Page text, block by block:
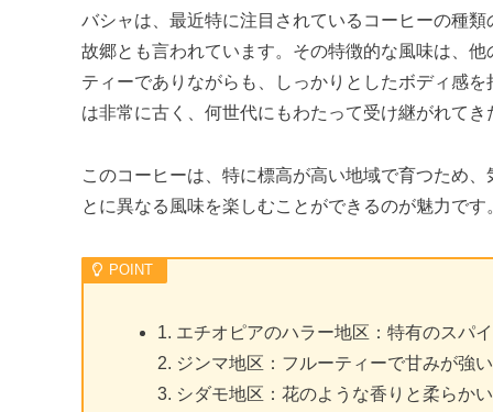
バシャは、最近特に注目されているコーヒーの種
故郷とも言われています。その特徴的な風味は、
ティーでありながらも、しっかりとしたボディ感
は非常に古く、何世代にもわたって受け継がれて
このコーヒーは、特に標高が高い地域で育つため
とに異なる風味を楽しむことができるのが魅力です
1. エチオピアのハラー地区：特有のスパ
2. ジンマ地区：フルーティーで甘みが強い
3. シダモ地区：花のような香りと柔らか